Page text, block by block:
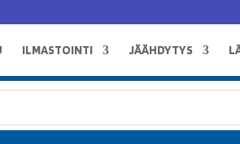
ILMASTOINTI JÄÄHDYTYS